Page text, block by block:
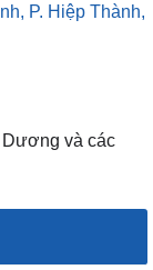
P. Hiệp Thành,
và các